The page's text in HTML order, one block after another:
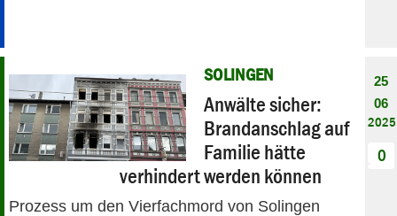
SOLINGEN
Anwälte sicher:
Brandanschlag auf
Familie hätte
verhindert werden können
Prozess um den Vierfachmord von Solingen
25
06
2025
0